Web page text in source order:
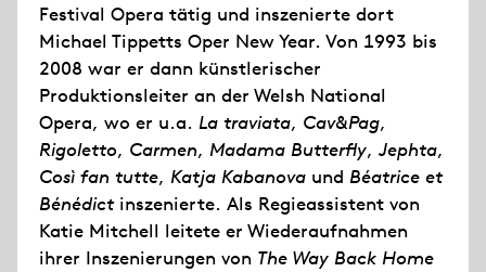
Festival Opera tätig und inszenierte dort
Michael Tippetts Oper New Year. Von 1993 bis
2008 war er dann künstlerischer
Produktionsleiter an der Welsh National
Opera, wo er u.a. La traviata, Cav&Pag,
Rigoletto, Carmen, Madama Butterfly,Jephta,
Così fan tutte, Katja Kabanova und Béatrice et
Bénédictinszenierte. Als Regieassistent von
Katie Mitchell leitete er Wiederaufnahmen
ihrer Inszenierungen von The Way Back Home